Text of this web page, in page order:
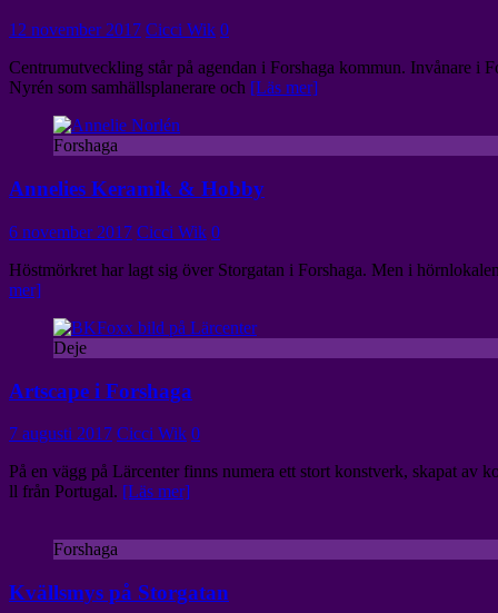
12 november 2017 Cicci Wik 0
Centrumutveckling står på agendan i Forshaga kommun. Invånare i
Nyrén som samhällsplanerare och [Läs mer]
Forshaga
Annelies Keramik & Hobby
6 november 2017 Cicci Wik 0
Höstmörkret har lagt sig över Storgatan i Forshaga. Men i
mer]
Deje
Artscape i Forshaga
7 augusti 2017 Cicci Wik 0
På en vägg på Lärcenter finns numera ett stort konstverk, skapat
ll från Portugal. [Läs mer]
Forshaga
Kvällsmys på Storgatan